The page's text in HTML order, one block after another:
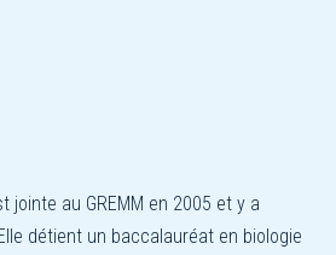
jointe au GREMM en 2005 et y a
détient un baccalauréat en biologie